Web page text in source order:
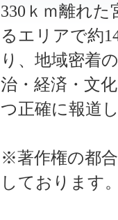
330ｋｍ離れ
るエリアで約
り、地域密着
治・経済・文
つ正確に報道
※著作権の都
しております